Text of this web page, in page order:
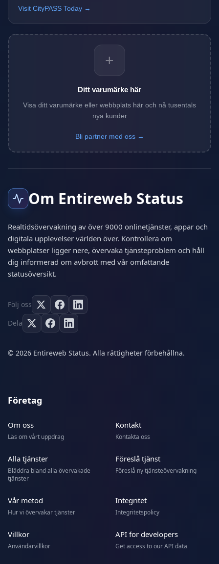
Visit CityPASS Today →
+
Ditt varumärke här
Visa ditt varumärke eller webbplats här och nå tusentals
nya kunder
Bli partner med oss →
Om Entireweb Status
Realtidsövervakning av över 9000 onlinetjänster, appar och
digitala upplevelser världen över. Kontrollera om
webbplatser ligger nere, övervaka tjänsteproblem och håll
dig informerad om avbrott med vår omfattande
statusöversikt.
Följ oss
Dela
© 2026 Entireweb Status. Alla rättigheter förbehållna.
Företag
Om oss
Läs om vårt uppdrag
Kontakt
Kontakta oss
Alla tjänster
Bläddra bland alla övervakade
tjänster
Föreslå tjänst
Föreslå ny tjänsteövervakning
Vår metod
Hur vi övervakar tjänster
Integritet
Integritetspolicy
Villkor
Användarvillkor
API for developers
Get access to our API data